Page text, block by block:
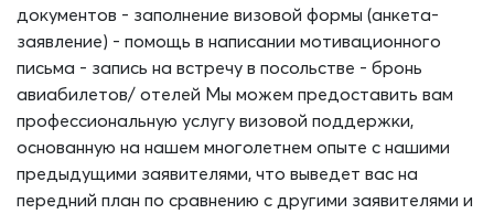
документов - заполнение визовой формы (анкета-
заявление) - помощь в написании мотивационного
письма - запись на встречу в посольстве - бронь
авиабилетов/ отелей Мы можем предоставить вам
профессиональную услугу визовой поддержки,
основанную на нашем многолетнем опыте с нашими
предыдущими заявителями, что выведет вас на
передний план по сравнению с другими заявителями и